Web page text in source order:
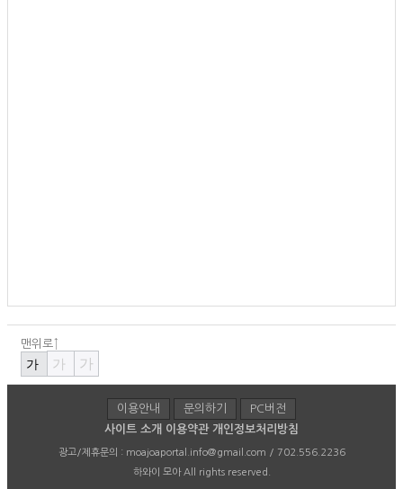
맨위로↑
가 가 가
이용안내 문의하기
PC버전
사이트 소개 이용약관 개인정보처리방침
광고/제휴문의 : moajoaportal.info@gmail.com / 702.556.2236
하와이 모아 All rights reserved.